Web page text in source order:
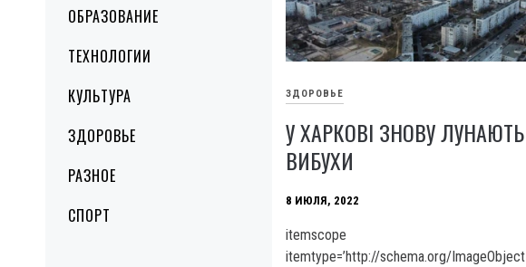
ОБРАЗОВАНИЕ
ТЕХНОЛОГИИ
КУЛЬТУРА
ЗДОРОВЬЕ
РАЗНОЕ
СПОРТ
ЗДОРОВЬЕ
У ХАРКОВІ ЗНОВУ ЛУНАЮТЬ
ВИБУХИ
8 ИЮЛЯ, 2022
itemscope
itemtype=’http://schema.org/ImageObject